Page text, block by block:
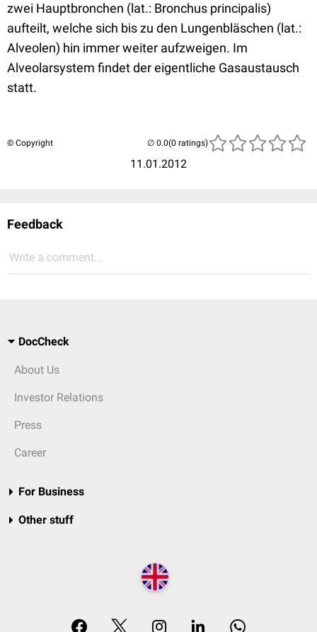
zwei Hauptbronchen (lat.: Bronchus principalis)
aufteilt, welche sich bis zu den Lungenbläschen (lat.:
Alveolen) hin immer weiter aufzweigen. Im
Alveolarsystem findet der eigentliche Gasaustausch
statt.
© Copyright
11.01.2012
(0 ratings)
Feedback
Write a comment...
DocCheck
About Us
Investor Relations
Press
Career
For Business
Other stuff